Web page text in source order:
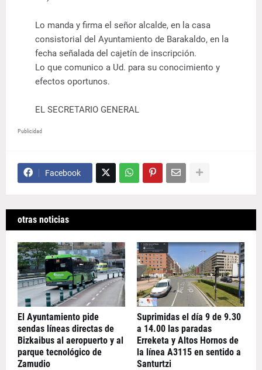
Lo manda y firma el señor alcalde, en la casa
consistorial del Ayuntamiento de Barakaldo, en la
fecha señalada del cajetín de inscripción.
Lo que comunico a Ud. para su conocimiento y
efectos oportunos.
EL SECRETARIO GENERAL
Publicidad
Facebook
otras noticias
El Ayuntamiento pide
sendas líneas directas de
Bizkaibus al aeropuerto y al
parque tecnológico de
Zamudio
Suprimidas el día 9 de 9.30
a 14.00 las paradas
Erreketa y Altos Hornos de
la línea A3115 en sentido a
Santurtzi